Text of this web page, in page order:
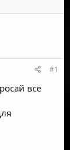
#1
все